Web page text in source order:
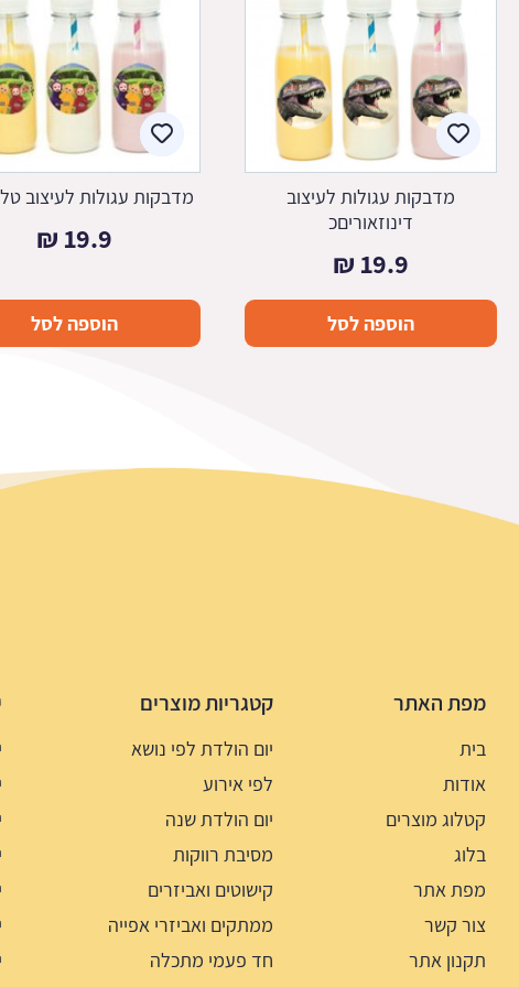
מדבקות עגולות לעיצוב
דינוזאוריםכ
19.9
₪
הוספה לסל
מדבקות עגולות לעיצוב
19.9
₪
הוספה לסל
מפת האתר
בית
אודות
קטלוג מוצרים
בלוג
מפת אתר
צור קשר
תקנון אתר
קטגריות מוצרים
יום הולדת לפי נושא
לפי אירוע
יום הולדת שנה
מסיבת רווקות
קישוטים ואביזרים
ממתקים ואביזרי אפייה
חד פעמי מתכלה